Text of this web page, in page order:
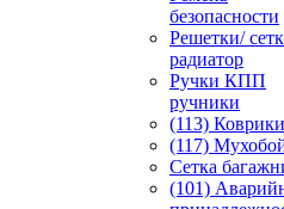
безопасности
Решетки/
радиатор
Ручки КПП
ручники
(113) Коврики
(117)
Сетка
(101)